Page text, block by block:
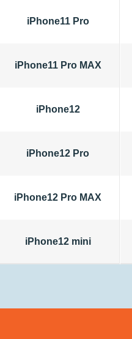
iPhone11 Pro
iPhone11 Pro MAX
iPhone12
iPhone12 Pro
iPhone12 Pro MAX
iPhone12 mini